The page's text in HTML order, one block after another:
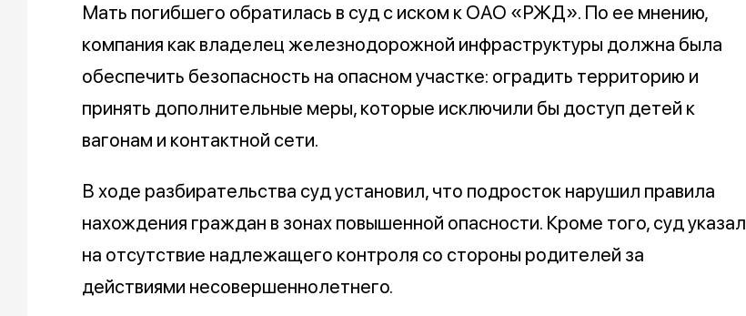
Мать погибшего обратилась в суд с иском к ОАО «РЖД». По ее мнению,
компания как владелец железнодорожной инфраструктуры должна была
обеспечить безопасность на опасном участке: оградить территорию и
принять дополнительные меры, которые исключили бы доступ детей к
вагонам и контактной сети.
В ходе разбирательства суд установил, что подросток нарушил правила
нахождения граждан в зонах повышенной опасности. Кроме того, суд указал
на отсутствие надлежащего контроля со стороны родителей за
действиями несовершеннолетнего.